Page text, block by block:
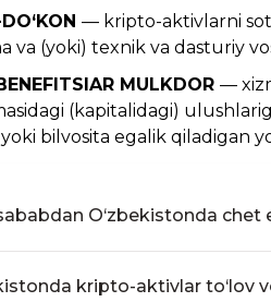
— kripto-aktivlarni
va (yoki) texnik va dasturiy
MULKDOR —
(kapitalidagi)
bilvosita egalik qiladigan
O‘zbekistonda
(kripto-birjalar va
kripto-aktivlar to‘lov